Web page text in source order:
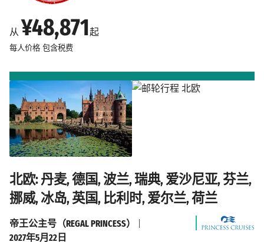
从 ¥48,871起
每人价格 包含税费
北欧: 丹麦, 德国, 波兰, 瑞典, 爱沙尼亚, 芬兰,
挪威, 冰岛, 英国, 比利时, 爱尔兰, 荷兰
帝王公主号（REGAL PRINCESS）
2027年5月22日